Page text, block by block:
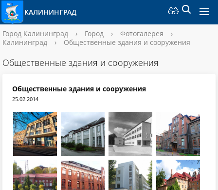
КАЛИНИНГРАД
Город Калининград › Город › Фотогалерея
›
Калининград
› Общественные здания и сооружения
Общественные здания и сооружения
Общественные здания и сооружения
25.02.2014